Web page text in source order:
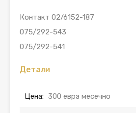
Контакт 02/6152-187
075/292-543
075/292-541
Детали
Цена: 300 евра месечно